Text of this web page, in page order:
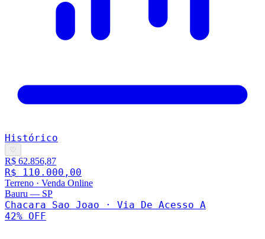
Histórico
♡
R$ 62.856,87
R$ 110.000,00
Terreno · Venda Online
Bauru — SP
Chacara Sao Joao · Via De Acesso A
42% OFF